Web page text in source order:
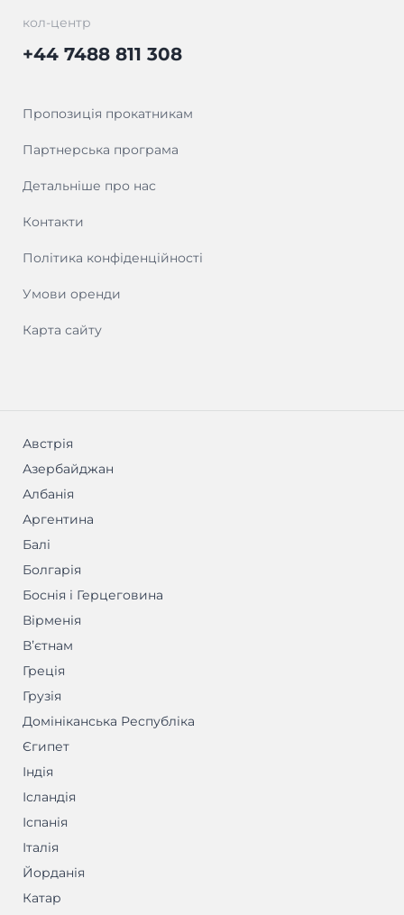
Пропозиція прокатникам
Партнерська програма
Детальніше про нас
Контакти
Політика конфіденційності
Умови оренди
Карта сайту
кол-центр
+44 7488 811 308
Австрія
Азербайджан
Албанія
Аргентина
Балі
Болгарія
Боснія і Герцеговина
Вірменія
Вʼєтнам
Греція
Грузія
Домініканська Республіка
Єгипет
Індія
Ісландія
Іспанія
Італія
Йорданія
Катар